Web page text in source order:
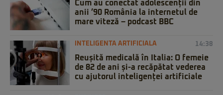
Cum au conectat adolescenții din
anii ’90 România la internetul de
mare viteză – podcast BBC
INTELIGENTA ARTIFICIALA 14:38
Reușită medicală în Italia: O femeie
de 82 de ani și-a recăpătat vederea
cu ajutorul inteligenței artificiale